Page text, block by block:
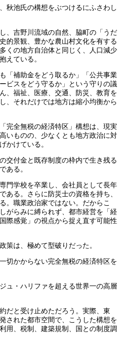
秋池氏の構想をぶつけるにふさわし
、吉野川流域の自然、脇町の「うだ
的景観、豊かな農山村文化を有する
くの地方自治体と同じく、人口減少
えている。
「補助金をどう取るか」「公共事業
ビスをどう守るか」という守りの議
、福祉、医療、交通、防災、教育を
、それだけでは地方は縮小均衡から
完全無税の経済特区」構想は、現実
いものの、少なくとも地方政治に対
かけている。
交付金と既存制度の枠内で生き残る
ある。
門学校を卒業し、会社員として長年
ある。さらに防災士の資格を持ち、
。職業政治家ではない。だからこ
がらみに縛られず、都市経営を「経
際感覚」の視点から捉え直す可能性
策は、極めて型破りだった。
切かからない完全無税の経済特区を
ュ・ハリファを超える世界一の高層
だと受け止めただろう。実際、東
された都市空間で、こうした構想を
用、税制、建築規制、国との制度調